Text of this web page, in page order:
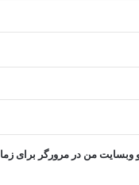
وبسایت من در مرورگر برای